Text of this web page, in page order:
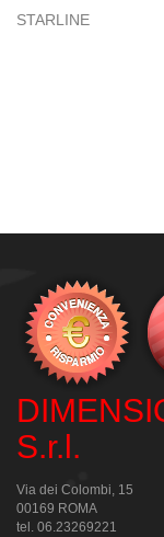
STARLINE
S.r.l.
Via dei Colombi, 15
00169 ROMA
tel. 06.23269221